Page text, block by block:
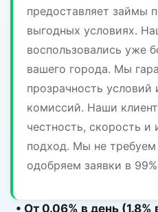
предоставляет займы
выгодных условиях.
воспользовались уже
вашего города. Мы
прозрачность
комиссий. Наши
честность, скорость и
подход. Мы не
одобряем заявки в
• От 0.06% в день